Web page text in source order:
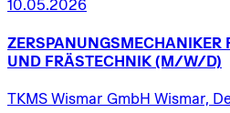
10.05.2026
ZERSPANUNGSMECHANIKER
UND FRÄSTECHNIK (M/W/D)
TKMS Wismar GmbH Wismar,